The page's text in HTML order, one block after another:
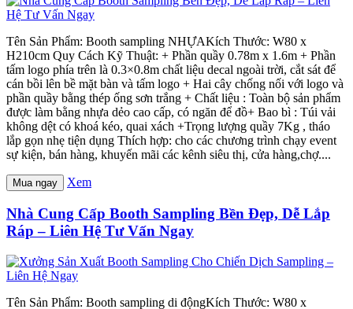
Tên Sản Phẩm: Booth sampling NHỰAKích Thước: W80 x
H210cm Quy Cách Kỹ Thuật: + Phần quầy 0.78m x 1.6m + Phần
tấm logo phía trên là 0.3×0.8m chất liệu decal ngoài trời, cắt sát để
cán bồi lên bề mặt bàn và tấm logo + Hai cây chống nối với logo và
phần quầy bằng thép ống sơn trắng + Chất liệu : Toàn bộ sản phẩm
được làm bằng nhựa dẻo cao cấp, có ngăn để đồ+ Bao bì : Túi vải
không dệt có khoá kéo, quai xách +Trọng lượng quầy 7Kg , tháo
lắp gọn nhẹ tiện dụng Thích hợp: cho các chương trình chạy event
sự kiện, bán hàng, khuyến mãi các kênh siêu thị, cửa hàng,chợ....
Mua ngay Xem
Nhà Cung Cấp Booth Sampling Bền Đẹp, Dễ Lắp
Ráp – Liên Hệ Tư Vấn Ngay
Tên Sản Phẩm: Booth sampling di độngKích Thước: W80 x